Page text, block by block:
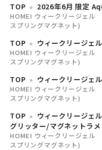
TOP 2026年6月 限定
HOMEI ウィークリージェ
スプリングマグネット)
TOP ウィークリージェル
HOMEI ウィークリージェ
スプリングマグネット)
TOP ウィークリージェル
HOMEI ウィークリージェ
スプリングマグネット)
TOP
ウィークリージェル
グリッター/マグネットラメ
HOMEI ウィークリージェ
スプリングマグネット)